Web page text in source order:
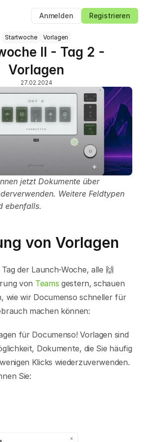
Anmelden Registrieren
Startwoche Vorlagen
II - Tag 2 -
Vorlagen
27.02.2024
jetzt Dokumente über
Weitere Feldtypen
ebenfalls.
von Vorlagen
der Launch-Woche, alle 🙌
von Teams gestern, schauen
wie wir Documenso schneller für
machen können:
für Documenso! Vorlagen sind
Dokumente, die Sie häufig
Klicks wiederzuverwenden.
Sie: